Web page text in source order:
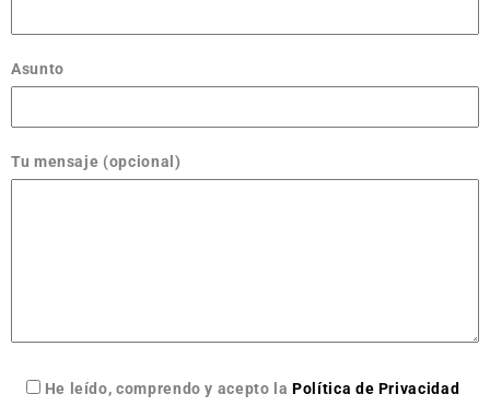
Asunto
Tu mensaje (opcional)
He leído, comprendo y acepto laPolítica de Privacidad